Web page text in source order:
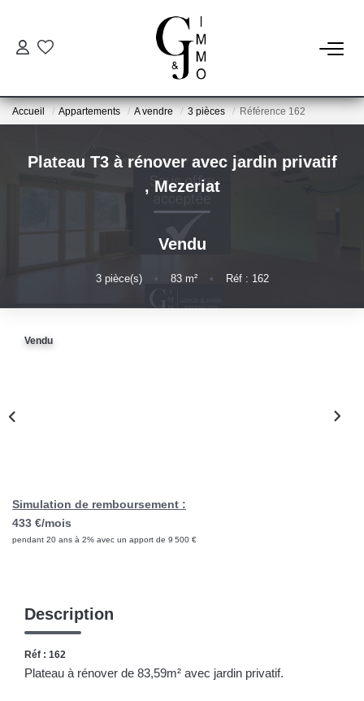
ESTIMER
BIENS VENDUS
Accueil Appartements A vendre 3 pièces Référence 162
Plateau T3 à rénover avec jardin privatif
, Mezeriat
Vendu
3pièce(s) • 83m² • Réf : 162
Vendu
Simulation de remboursement :
433 €/mois
pendant 20 ans à 2% avec un apport de 9 500 €
Description
Réf : 162
Plateau à rénover de 83,59m² avec jardin privatif.